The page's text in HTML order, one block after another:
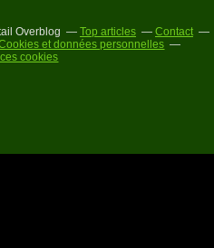
Overblog Top articles
Contact
et données personnelles
cookies